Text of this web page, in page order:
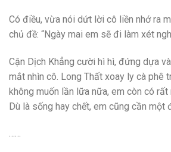
Có điều, vừa nói dứt lời cô liền nhớ ra
chủ đề: “Ngày mai em sẽ đi làm xét
Cận Dịch Khẳng cười hì hì, đứng dựa
mắt nhìn cô. Long Thất xoay ly cà phê
không muốn lần lữa nữa, em còn có rất
Dù là sống hay chết, em cũng cần một
……